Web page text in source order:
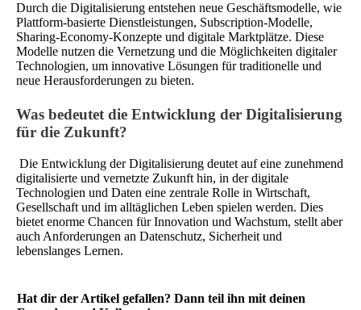
Durch die Digitalisierung entstehen neue Geschäftsmodelle, wie
Plattform-basierte Dienstleistungen, Subscription-Modelle,
Sharing-Economy-Konzepte und digitale Marktplätze. Diese
Modelle nutzen die Vernetzung und die Möglichkeiten digitaler
Technologien, um innovative Lösungen für traditionelle und
neue Herausforderungen zu bieten.
Was bedeutet die Entwicklung der Digitalisierung
für die Zukunft?
Die Entwicklung der Digitalisierung deutet auf eine zunehmend
digitalisierte und vernetzte Zukunft hin, in der digitale
Technologien und Daten eine zentrale Rolle in Wirtschaft,
Gesellschaft und im alltäglichen Leben spielen werden. Dies
bietet enorme Chancen für Innovation und Wachstum, stellt aber
auch Anforderungen an Datenschutz, Sicherheit und
lebenslanges Lernen.
Hat dir der Artikel gefallen? Dann teil ihn mit deinen